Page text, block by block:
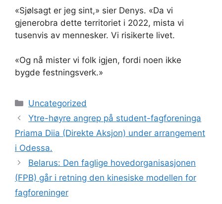
«Sjølsagt er jeg sint,» sier Denys. «Da vi
gjenerobra dette territoriet i 2022, mista vi
tusenvis av mennesker. Vi risikerte livet.
«Og nå mister vi folk igjen, fordi noen ikke
bygde festningsverk.»
Kategorier
Uncategorized
Ytre-høyre angrep på student-fagforeninga
Priama Diia (Direkte Aksjon) under arrangement
i Odessa.
Belarus: Den faglige hovedorganisasjonen
(FPB) går i retning den kinesiske modellen for
fagforeninger